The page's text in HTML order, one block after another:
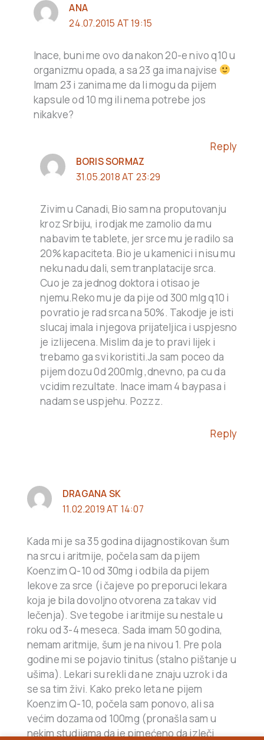
ANA
24.07.2015 AT 19:15
Inace, buni me ovo da nakon 20-e nivo q10 u
organizmu opada, a sa 23 ga ima najvise
Imam 23 i zanima me da li mogu da pijem
kapsule od 10 mg ili nema potrebe jos
nikakve?
Reply
BORIS SORMAZ
31.05.2018 AT 23:29
Zivim u Canadi, Bio sam na proputovanju
kroz Srbiju, i rodjak me zamolio da mu
nabavim te tablete, jer srce mu je radilo sa
20% kapaciteta. Bio je u kamenici i nisu mu
neku nadu dali, sem tranplatacije srca.
Cuo je za jednog doktora i otisao je
njemu.Reko mu je da pije od 300 mlg q10 i
povratio je rad srca na 50%. Takodje je isti
slucaj imala i njegova prijateljica i uspjesno
je izlijecena. Mislim da je to pravi lijek i
trebamo ga svi koristiti.Ja sam poceo da
pijem dozu 0d 200mlg ,dnevno, pa cu da
vcidim rezultate. Inace imam 4 baypasa i
nadam se uspjehu. Pozzz.
Reply
DRAGANA SK
11.02.2019 AT 14:07
Kada mi je sa 35 godina dijagnostikovan šum
na srcu i aritmije, počela sam da pijem
Koenzim Q-10 od 30mg i odbila da pijem
lekove za srce (i čajeve po preporuci lekara
koja je bila dovoljno otvorena za takav vid
lečenja). Sve tegobe i aritmije su nestale u
roku od 3-4 meseca. Sada imam 50 godina,
nemam aritmije, šum je na nivou 1. Pre pola
godine mi se pojavio tinitus (stalno pištanje u
ušima). Lekari su rekli da ne znaju uzrok i da
se sa tim živi. Kako preko leta ne pijem
Koenzim Q-10, počela sam ponovo, ali sa
većim dozama od 100mg (pronašla sam u
nekim studijama da je pimećeno da izleči